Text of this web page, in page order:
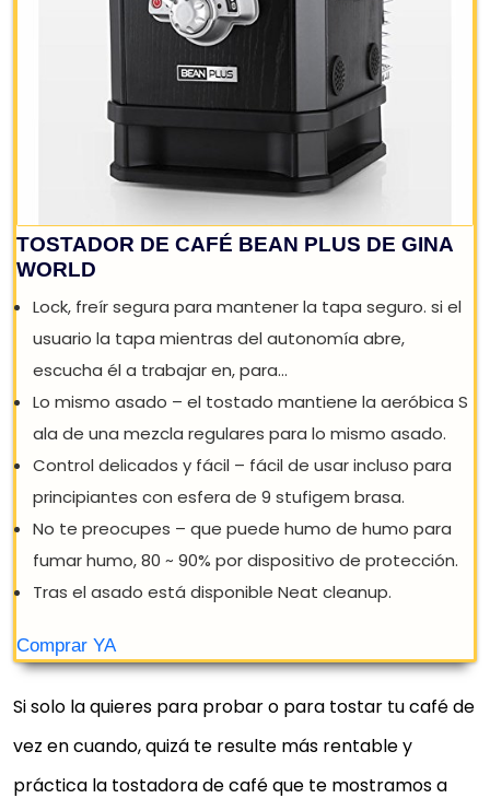
Si solo la quieres para probar o para tostar tu café de
vez en cuando, quizá te resulte más rentable y
práctica la tostadora de café que te mostramos a